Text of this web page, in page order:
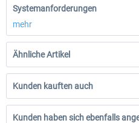
Systemanforderungen
mehr
Ähnliche Artikel
Kunden kauften auch
Kunden haben sich ebenfalls